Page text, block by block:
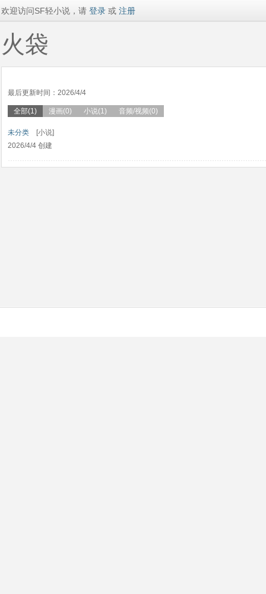
欢迎访问SF轻小说，请 登录 或 注册
火袋
最后更新时间：2026/4/4
全部(1) 漫画(0) 小说(1) 音频/视频(0)
未分类 [小说]
2026/4/4 创建